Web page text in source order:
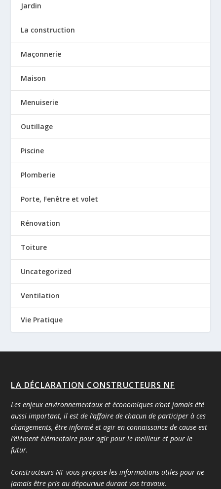
Jardin
La construction
Maçonnerie
Maison
Menuiserie
Outillage
Piscine
Plomberie
Porte, Fenêtre et volet
Rénovation
Toiture
Uncategorized
Ventilation
Vie Pratique
LA DÉCLARATION CONSTRUCTEURS NF
Les enjeux environnementaux et économiques n’ont jamais été
aussi important, il est de l’affaire de chacun de participer à ces
changements, être informé et agir en connaissance de cause est
l’élément élémentaire pour agir pour le meilleur et pour le
futur.
Constructeurs NF vous propose les informations utiles pour ne
jamais être pris au dépourvue durant vos travaux.